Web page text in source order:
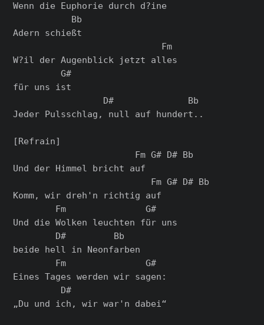
Wenn die Euphorie durch d?ine
           Bb
Adern schießt
                            Fm
W?il der Augenblick jetzt alles
         G#
für uns ist
                 D#              Bb
Jeder Pulsschlag, null auf hundert..
[Refrain]
                       Fm G# D# Bb
Und der Himmel bricht auf
                          Fm G# D# Bb
Komm, wir dreh'n richtig auf
        Fm               G#
Und die Wolken leuchten für uns
        D#         Bb
beide hell in Neonfarben
        Fm               G#
Eines Tages werden wir sagen:
         D#
„Du und ich, wir war'n dabei“